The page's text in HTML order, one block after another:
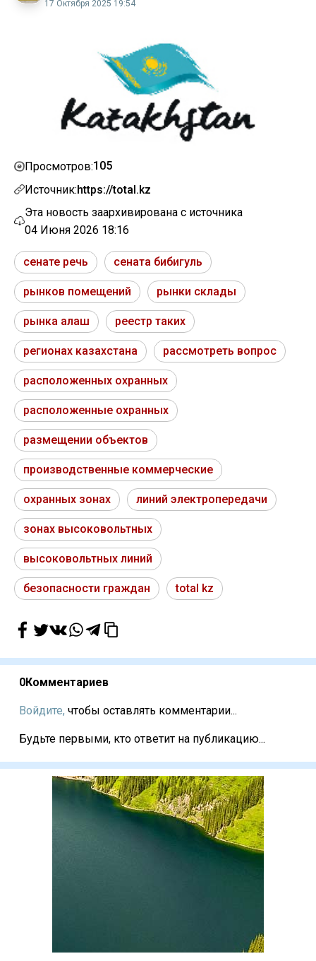
17 Октября 2025 19:54
Просмотров:105
Источник:https://total.kz
Эта новость заархивирована с источника
04 Июня 2026 18:16
сенате речь сената бибигуль
рынков помещений рынки склады
рынка алаш реестр таких
регионах казахстана рассмотреть вопрос
расположенных охранных
расположенные охранных
размещении объектов
производственные коммерческие
охранных зонах линий электропередачи
зонах высоковольтных
высоковольтных линий
безопасности граждан total kz
0Комментариев
Войдите, чтобы оставлять комментарии...
Будьте первыми, кто ответит на публикацию...